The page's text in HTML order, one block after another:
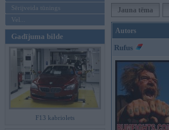
Sērijveida tūnings
Vel...
Gadījuma bilde
F13 kabriolets
Jauna tēma
Autors
Rufus